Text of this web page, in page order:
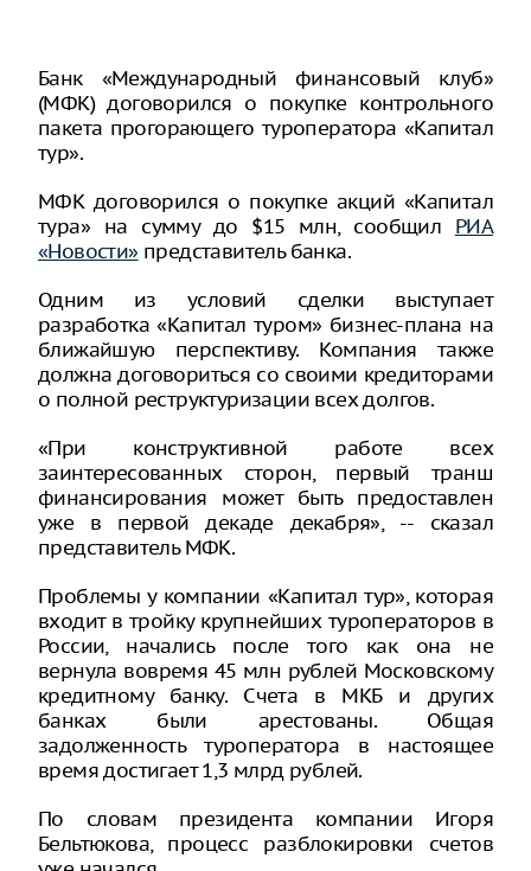
Банк «Международный финансовый клуб»
(МФК) договорился о покупке контрольного
пакета прогорающего туроператора «Капитал
тур».
МФК договорился о покупке акций «Капитал
тура» на сумму до $15 млн, сообщил РИА
«Новости» представитель банка.
Одним из условий сделки выступает
разработка «Капитал туром» бизнес-плана на
ближайшую перспективу. Компания также
должна договориться со своими кредиторами
о полной реструктуризации всех долгов.
«При конструктивной работе всех
заинтересованных сторон, первый транш
финансирования может быть предоставлен
уже в первой декаде декабря», -- сказал
представитель МФК.
Проблемы у компании «Капитал тур», которая
входит в тройку крупнейших туроператоров в
России, начались после того как она не
вернула вовремя 45 млн рублей Московскому
кредитному банку. Счета в МКБ и других
банках были арестованы. Общая
задолженность туроператора в настоящее
время достигает 1,3 млрд рублей.
По словам президента компании Игоря
Бельтюкова, процесс разблокировки счетов